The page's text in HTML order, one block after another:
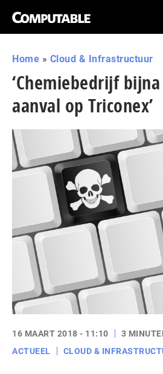
Home » Cloud & Infrastructuur
‘Chemiebedrijf
aanval op Triconex’
16 MAART 2018 - 11:10
3
ACTUEEL
CLOUD &